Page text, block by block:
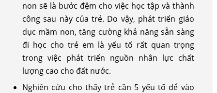
non sẽ là bước đệm cho việc học tập và thành
công sau này của trẻ. Do vậy, phát triển giáo
dục mầm non, tăng cường khả năng sẵn sàng
đi học cho trẻ em là yếu tố rất quan trọng
trong việc phát triển nguồn nhân lực chất
lượng cao cho đất nước.
Nghiên cứu cho thấy trẻ cần 5 yếu tố để vào